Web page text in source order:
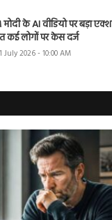
के AI वीडियो पर बड़ा
कई लोगों पर केस दर्ज
July 2026 - 10:00 AM